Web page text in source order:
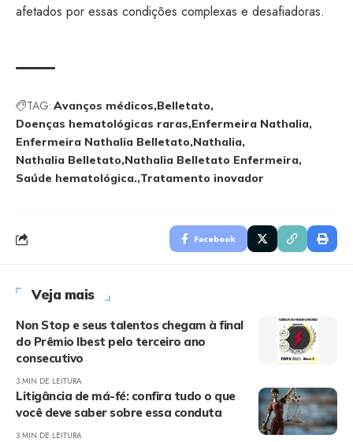
afetados por essas condições complexas e desafiadoras.
TAG: Avanços médicos Belletato
Doenças hematológicas raras Enfermeira Nathalia
Enfermeira Nathalia Belletato Nathalia
Nathalia Belletato Nathalia Belletato Enfermeira
Saúde hematológica. Tratamento inovador
Facebook
Veja mais
Non Stop e seus talentos chegam à final
do Prêmio Ibest pelo terceiro ano
consecutivo
3 MIN DE LEITURA
Litigância de má-fé: confira tudo o que
você deve saber sobre essa conduta
3 MIN DE LEITURA